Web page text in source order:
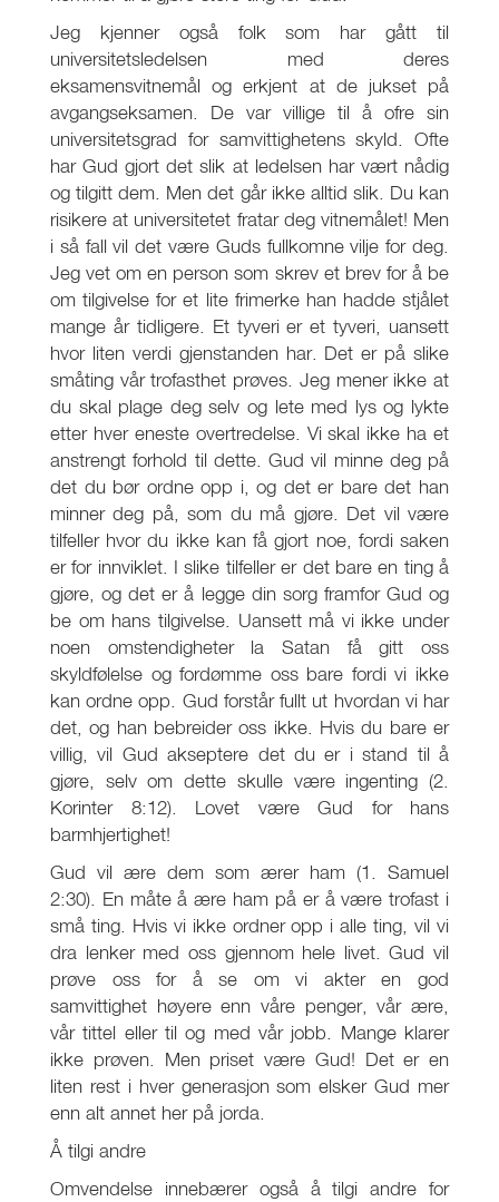
Jeg kjenner også folk som har gått til
universitetsledelsen med deres
eksamensvitnemål og erkjent at de jukset på
avgangseksamen. De var villige til å ofre sin
universitetsgrad for samvittighetens skyld. Ofte
har Gud gjort det slik at ledelsen har vært nådig
og tilgitt dem. Men det går ikke alltid slik. Du kan
risikere at universitetet fratar deg vitnemålet! Men
i så fall vil det være Guds fullkomne vilje for deg.
Jeg vet om en person som skrev et brev for å be
om tilgivelse for et lite frimerke han hadde stjålet
mange år tidligere. Et tyveri er et tyveri, uansett
hvor liten verdi gjenstanden har. Det er på slike
småting vår trofasthet prøves. Jeg mener ikke at
du skal plage deg selv og lete med lys og lykte
etter hver eneste overtredelse. Vi skal ikke ha et
anstrengt forhold til dette. Gud vil minne deg på
det du bør ordne opp i, og det er bare det han
minner deg på, som du må gjøre. Det vil være
tilfeller hvor du ikke kan få gjort noe, fordi saken
er for innviklet. I slike tilfeller er det bare en ting å
gjøre, og det er å legge din sorg framfor Gud og
be om hans tilgivelse. Uansett må vi ikke under
noen omstendigheter la Satan få gitt oss
skyldfølelse og fordømme oss bare fordi vi ikke
kan ordne opp. Gud forstår fullt ut hvordan vi har
det, og han bebreider oss ikke. Hvis du bare er
villig, vil Gud akseptere det du er i stand til å
gjøre, selv om dette skulle være ingenting (2.
Korinter 8:12). Lovet være Gud for hans
barmhjertighet!
Gud vil ære dem som ærer ham (1. Samuel
2:30). En måte å ære ham på er å være trofast i
små ting. Hvis vi ikke ordner opp i alle ting, vil vi
dra lenker med oss gjennom hele livet. Gud vil
prøve oss for å se om vi akter en god
samvittighet høyere enn våre penger, vår ære,
vår tittel eller til og med vår jobb. Mange klarer
ikke prøven. Men priset være Gud! Det er en
liten rest i hver generasjon som elsker Gud mer
enn alt annet her på jorda.
Å tilgi andre
Omvendelse innebærer også å tilgi andre for